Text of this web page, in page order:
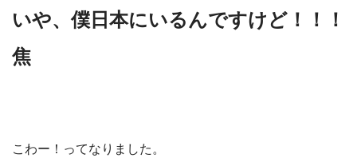
いや、僕日本にいるんですけど！！！
焦
こわー！ってなりました。